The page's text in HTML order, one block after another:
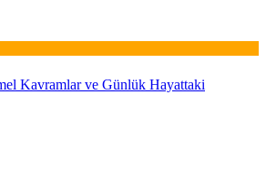
Kavramlar ve Günlük Hayattaki